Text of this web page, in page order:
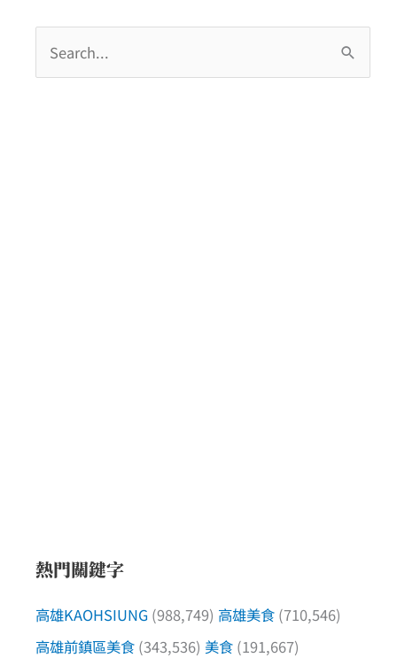
熱門關鍵字
高雄KAOHSIUNG (988,749) 高雄美食 (710,546)
高雄前鎮區美食 (343,536) 美食 (191,667)